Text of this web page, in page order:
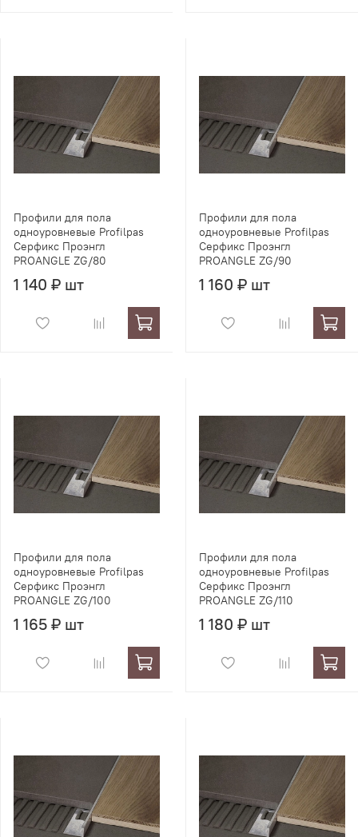
Профили для пола
одноуровневые Profilpas
Серфикс Проэнгл
PROANGLE ZG/80
1 140 ₽ шт
Профили для пола
одноуровневые Profilpas
Серфикс Проэнгл
PROANGLE ZG/90
1 160 ₽ шт
Профили для пола
одноуровневые Profilpas
Серфикс Проэнгл
PROANGLE ZG/100
1 165 ₽ шт
Профили для пола
одноуровневые Profilpas
Серфикс Проэнгл
PROANGLE ZG/110
1 180 ₽ шт